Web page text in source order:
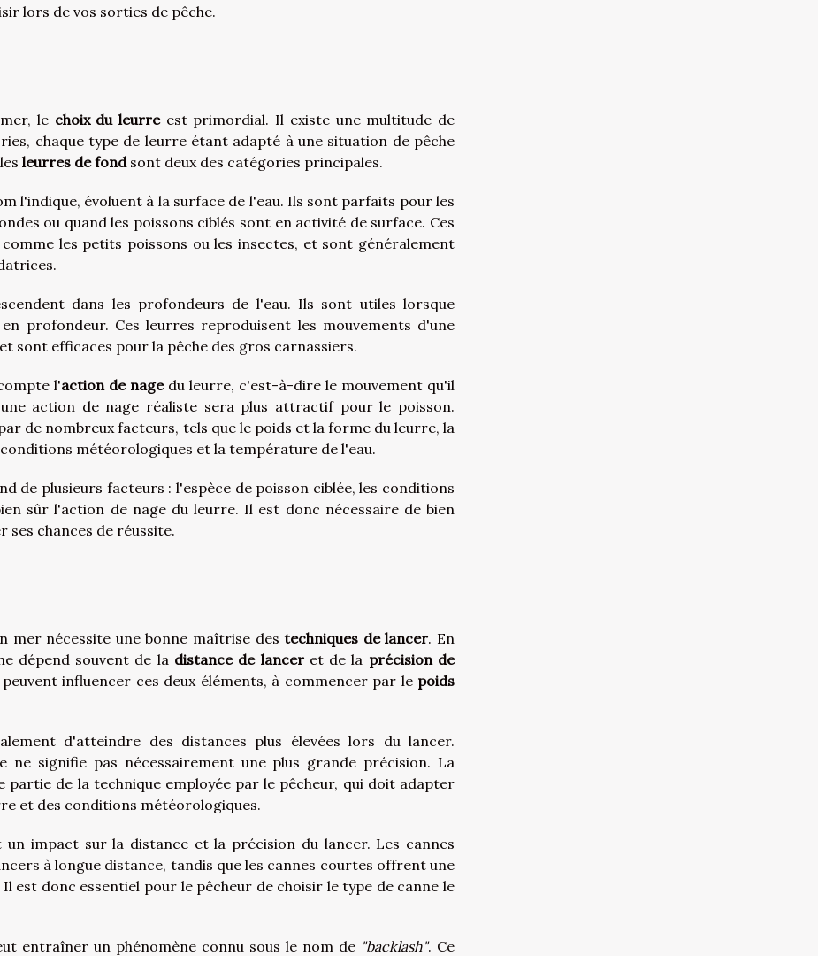
lors de vos sorties de pêche.
le choix du leurreest primordial. Il existe une multitude de
chaque type de leurre étant adapté à une situation de pêche
leurres de fondsont deux des catégories principales.
l'indique, évoluent à la surface de l'eau. Ils sont parfaits pour les
ou quand les poissons ciblés sont en activité de surface. Ces
les petits poissons ou les insectes, et sont généralement
dans les profondeurs de l'eau. Ils sont utiles lorsque
profondeur. Ces leurres reproduisent les mouvements d'une
sont efficaces pour la pêche des gros carnassiers.
l'action de nagedu leurre, c'est-à-dire le mouvement qu'il
action de nage réaliste sera plus attractif pour le poisson.
de nombreux facteurs, tels que le poids et la forme du leurre, la
météorologiques et la température de l'eau.
de plusieurs facteurs : l'espèce de poisson ciblée, les conditions
sûr l'action de nage du leurre. Il est donc nécessaire de bien
chances de réussite.
mer nécessite une bonne maîtrise destechniques de lancer. En
dépend souvent de la distance de lanceret de la précision de
influencer ces deux éléments, à commencer par le poids
d'atteindre des distances plus élevées lors du lancer.
ne signifie pas nécessairement une plus grande précision. La
partie de la technique employée par le pêcheur, qui doit adapter
et des conditions météorologiques.
impact sur la distance et la précision du lancer. Les cannes
à longue distance, tandis que les cannes courtes offrent une
est donc essentiel pour le pêcheur de choisir le type de canne le
entraîner un phénomène connu sous le nom de "backlash". Ce